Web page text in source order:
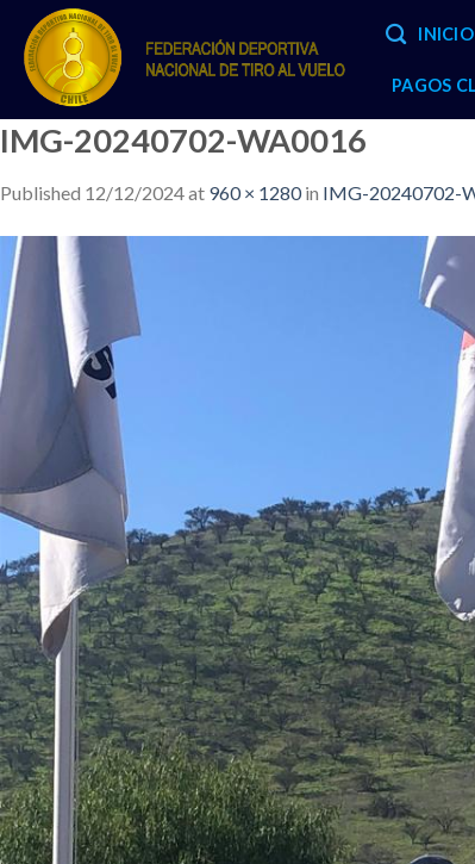
content
INICIO
PAGOS
IMG-20240702-WA0016
Published 12/12/2024at 960 × 1280in IMG-20240702-